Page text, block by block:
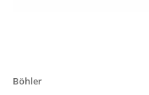
Böhler